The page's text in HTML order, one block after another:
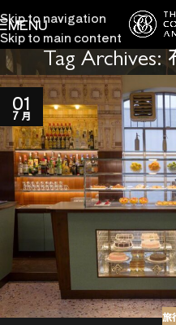
Skip to navigation
Skip to main content
MENU
Tag
01
7 月
旅